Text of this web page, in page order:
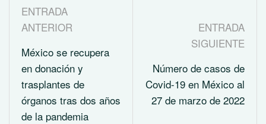
ENTRADA
ANTERIOR
México se recupera
en donación y
trasplantes de
órganos tras dos años
de la pandemia
ENTRADA
SIGUIENTE
Número de casos de
Covid-19 en México al
27 de marzo de 2022